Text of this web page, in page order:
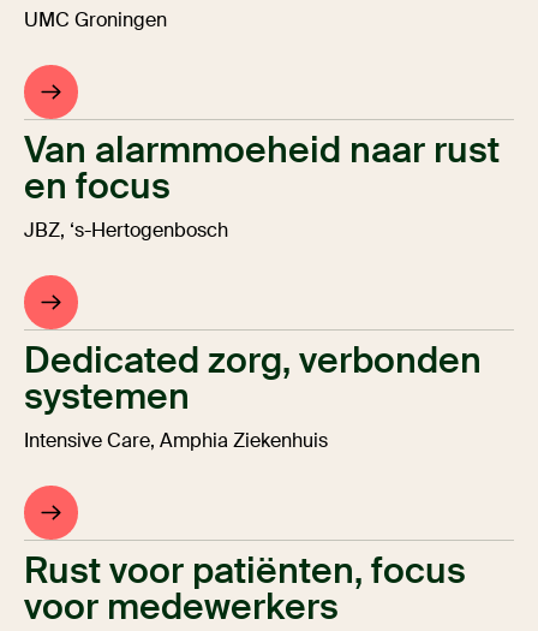
UMC Groningen
Van alarmmoeheid naar rust
en focus
JBZ, ‘s-Hertogenbosch
Dedicated zorg, verbonden
systemen
Intensive Care, Amphia Ziekenhuis
Rust voor patiënten, focus
voor medewerkers